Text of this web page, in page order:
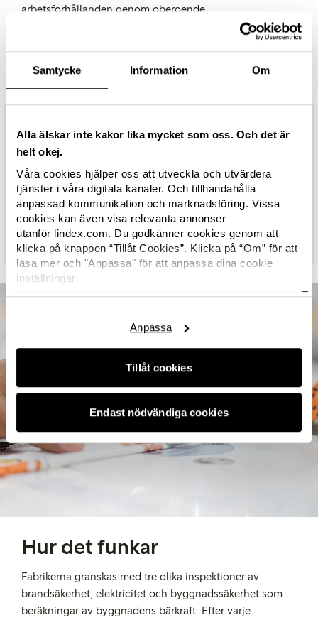
Samtycke Information Om
Alla älskar inte kakor lika mycket som oss. Och det är
helt okej.
Våra cookies hjälper oss att utveckla och utvärdera
tjänster i våra digitala kanaler. Och tillhandahålla
anpassad kommunikation och marknadsföring. Vissa
cookies kan även visa relevanta annonser
utanför lindex.com. Du godkänner cookies genom att
klicka på knappen “Tillåt Cookies”. Klicka på “Om” för att
läsa mer och "Anpassa" för att anpassa dina cookie
inställningar.
Här hittar du Lindexcookiepolicy.
Tillåt cookies
Anpassa
Endast nödvändiga cookies
arbetsförhållanden genom oberoende
klagomålssystem som skyddar arbetare från risker inom
Alla fabriker som producerar
kläder för Lindex i Bangladesh och
Pakistan ingår i The Accord.
Hur det funkar
Fabrikerna granskas med tre olika inspektioner av
brandsäkerhet, elektricitet och byggnadssäkerhet som
beräkningar av byggnadens bärkraft. Efter varje